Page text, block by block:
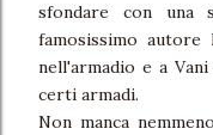
sfondare con una
famosissimo
nell'armadio e a
certi armadi.
Non manca